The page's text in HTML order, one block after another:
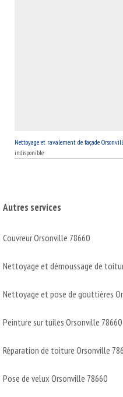
Nettoyage et ravalement de façade
indisponible
Autres services
Couvreur Orsonville 78660
Nettoyage et démoussage de
Nettoyage et pose de gouttières
Peinture sur tuiles Orsonville 78660
Réparation de toiture Orsonville
Pose de velux Orsonville 78660